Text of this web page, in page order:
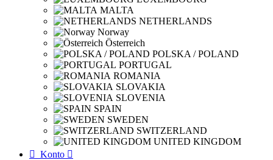
MALTA
NETHERLANDS
Norway
Österreich
POLSKA / POLAND
PORTUGAL
ROMANIA
SLOVAKIA
SLOVENIA
SPAIN
SWEDEN
SWITZERLAND
UNITED KINGDOM
 Konto 